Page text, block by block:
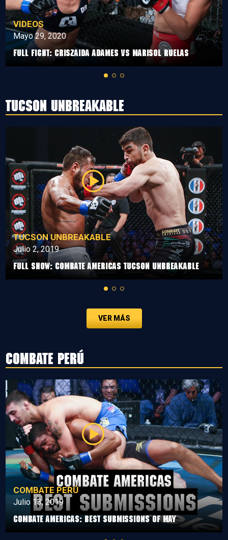
VIDEOS
Mayo 29, 2020
Full Fight: Criszaida Adames vs Marisol Ruelas
Tucson Unbreakable
TUCSON UNBREAKABLE
Julio 2, 2019
Full Show: Combate Americas Tucson Unbreakable
VER MÁS
Combate Perú
COMBATE PERÚ
Julio 13, 2019
Combate Americas: Best Submissions Of May